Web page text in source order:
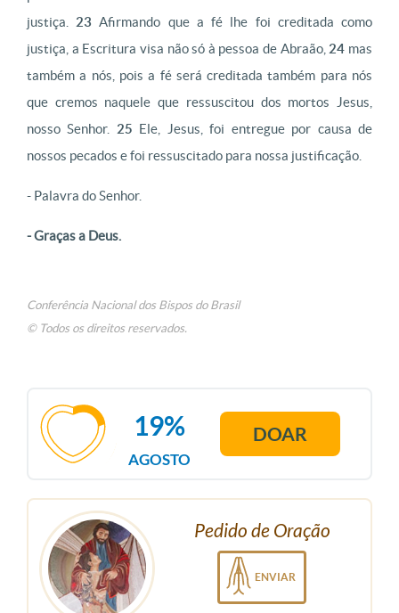
justiça. 23 Afirmando que a fé lhe foi creditada como
justiça, a Escritura visa não só à pessoa de Abraão, 24 mas
também a nós, pois a fé será creditada também para nós
que cremos naquele que ressuscitou dos mortos Jesus,
nosso Senhor. 25 Ele, Jesus, foi entregue por causa de
nossos pecados e foi ressuscitado para nossa justificação.
- Palavra do Senhor.
- Graças a Deus.
Conferência Nacional dos Bispos do Brasil
© Todos os direitos reservados.
AGOSTO
19% DOAR
Pedido de Oração
ENVIAR